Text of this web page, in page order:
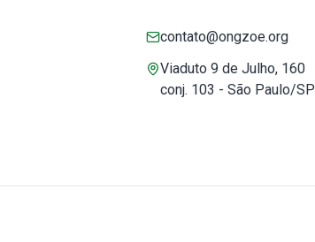
contato@ongzoe.org
Viaduto 9 de Julho, 160
conj. 103 - São Paulo/SP